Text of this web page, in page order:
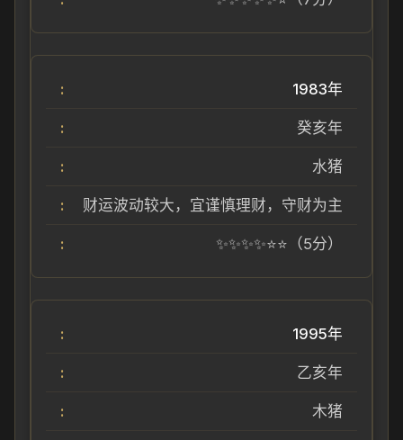
1983年
癸亥年
水猪
财运波动较大，宜谨慎理财，守财为主
✨✨✨✨⭐⭐（5分）
1995年
乙亥年
木猪